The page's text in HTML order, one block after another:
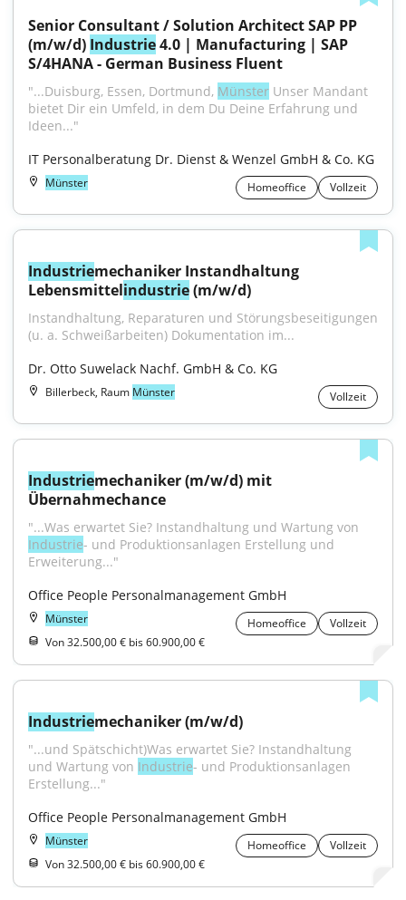
Senior Consultant / Solution Architect SAP PP
(m/w/d) Industrie 4.0 | Manufacturing | SAP
S/4HANA - German Business Fluent
"...Duisburg, Essen, Dortmund, Münster Unser Mandant
bietet Dir ein Umfeld, in dem Du Deine Erfahrung und
Ideen..."
IT Personalberatung Dr. Dienst & Wenzel GmbH & Co. KG
Münster Homeoffice Vollzeit
Industriemechaniker Instandhaltung
Lebensmittelindustrie (m/w/d)
Instandhaltung, Reparaturen und Störungsbeseitigungen
(u. a. Schweißarbeiten) Dokumentation im...
Dr. Otto Suwelack Nachf. GmbH & Co. KG
Billerbeck, Raum Münster Vollzeit
Industriemechaniker (m/w/d) mit
Übernahmechance
Industrie- und Produktionsanlagen Erstellung und
Erweiterung..."
Office People Personalmanagement GmbH
Münster Homeoffice
Vollzeit
Von 32.500,00 € bis 60.900,00 €
Industriemechaniker (m/w/d)
"...und Spätschicht)Was erwartet Sie? Instandhaltung
und Wartung von Industrie- und Produktionsanlagen
Erstellung..."
Office People Personalmanagement GmbH
Münster Homeoffice
Vollzeit
Von 32.500,00 € bis 60.900,00 €